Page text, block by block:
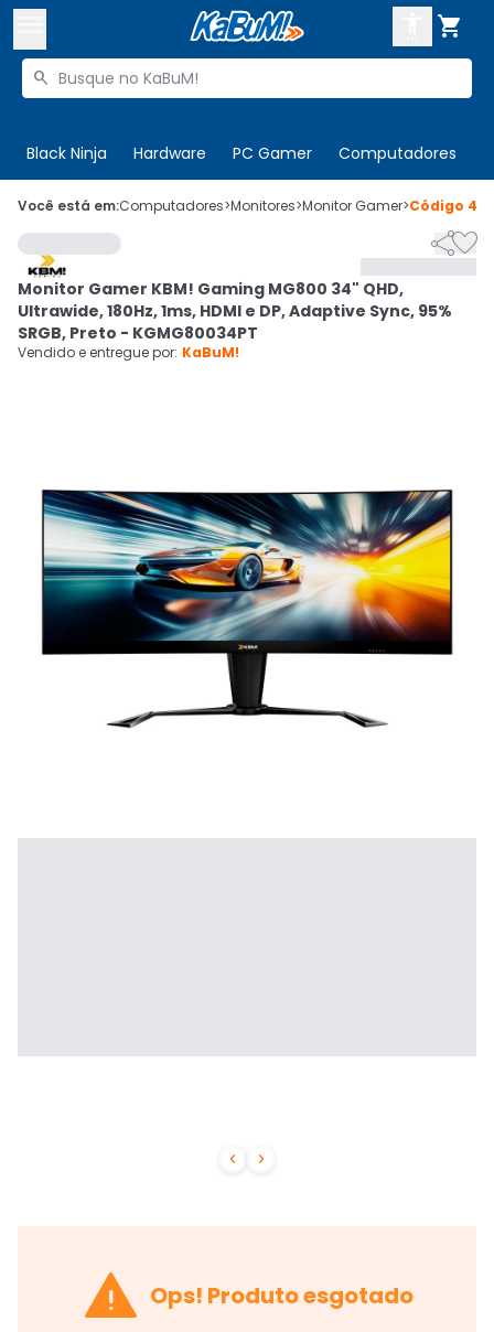

Buscar produtos

Black Ninja Hardware PC Gamer Computadores
 Olá. Acesse sua conta
 Departamentos
Cupons
Mais Vendidos
CADASTRE-SE
Você está em:Computadores>Monitores>Monitor Gamer>Código
 

Monitor Gamer KBM! Gaming MG800 34" QHD,
Ultrawide, 180Hz, 1ms, HDMI e DP, Adaptive Sync, 95%
SRGB, Preto - KGMG80034PT
Vendido e entregue por: KaBuM!
 Ops! Produto esgotado